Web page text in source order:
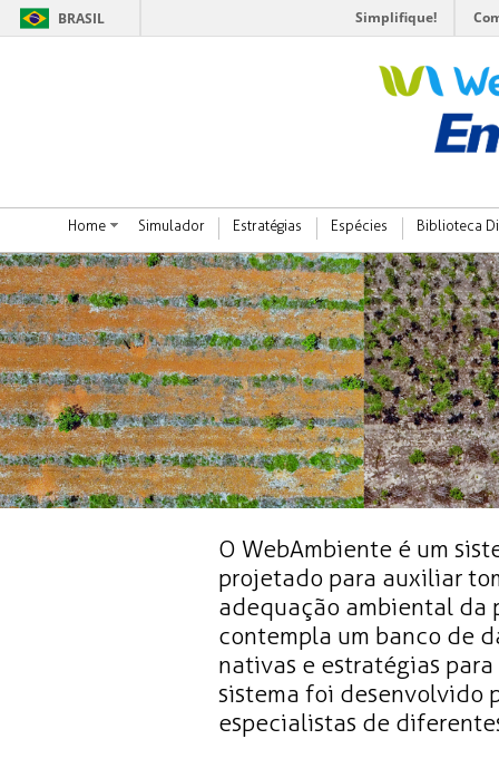
BRASIL Simplifique!
Home Simulador Estratégias Espécies Biblioteca
O WebAmbiente é um
projetado para auxiliar
adequação ambiental da
contempla um banco de
nativas e estratégias
sistema foi desenvolvido
especialistas de